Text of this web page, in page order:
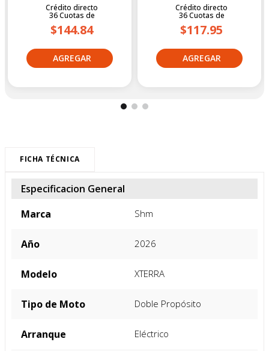
Crédito directo
36Cuotas de
$144.84
Crédito directo
36Cuotas de
$117.95
FICHA TÉCNICA
Especificacion General
Marca
Shm
Año 2026
Modelo XTERRA
Tipo de Moto Doble Propósito
Arranque Eléctrico